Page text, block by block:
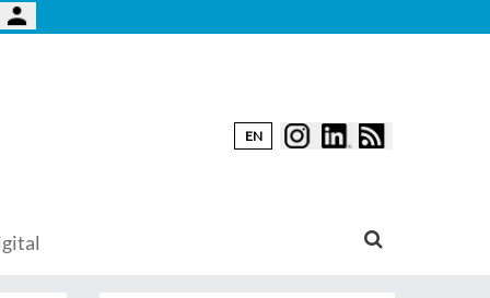
EN